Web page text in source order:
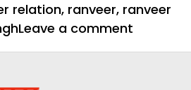
relation, ranveer, ranveer
Leave a comment